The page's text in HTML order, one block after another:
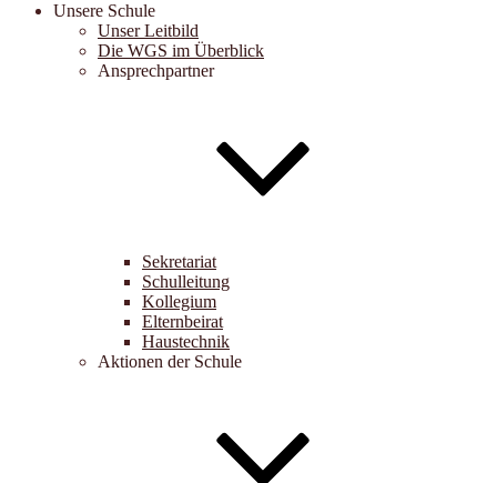
Unsere Schule
Unser Leitbild
Die WGS im Überblick
Ansprechpartner
Sekretariat
Schulleitung
Kollegium
Elternbeirat
Haustechnik
Aktionen der Schule